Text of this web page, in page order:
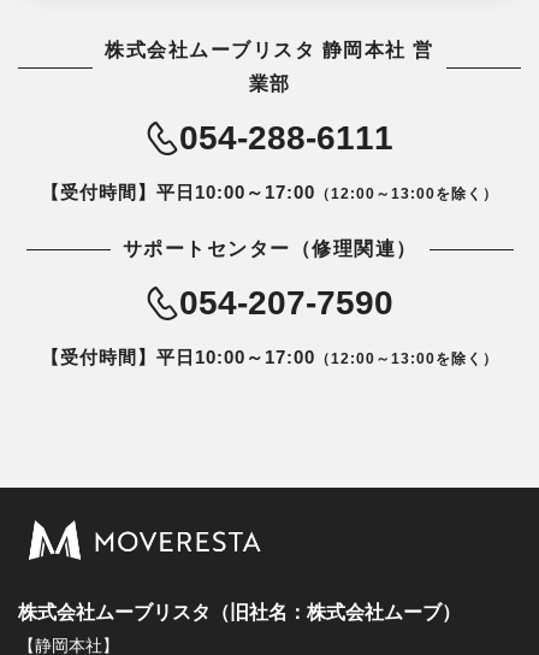
株式会社ムーブリスタ 静岡本社 営
業部
054-288-6111
【受付時間】平日10:00～17:00 （12:00～13:00を除く）
サポートセンター（修理関連）
054-207-7590
【受付時間】平日10:00～17:00 （12:00～13:00を除く）
株式会社ムーブリスタ（旧社名：株式会社ムーブ）
【静岡本社】